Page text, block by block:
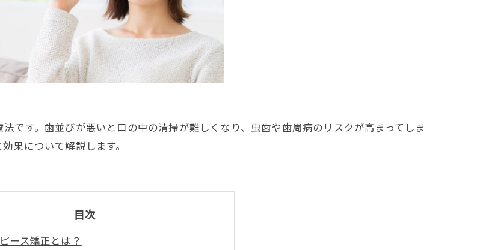
です。歯並びが悪いと口の中の清掃が難しくなり、虫歯や歯周病のリスクが高まってしま
果について解説します。
目次
ース矯正とは？